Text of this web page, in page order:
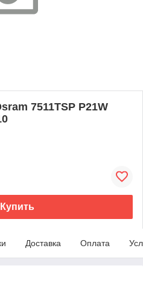
7511TSP P21W
Купить
Доставка Оплата